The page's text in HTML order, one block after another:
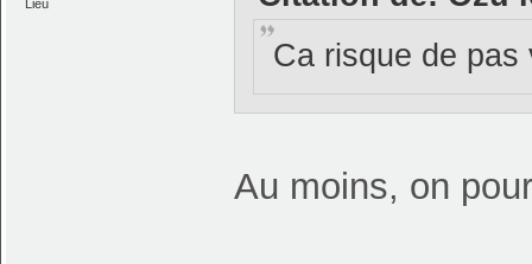
Lieu
Ca risque de
Au moins, on